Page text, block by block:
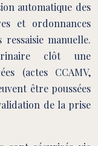
automatique des
et ordonnances
ressaisie manuelle.
clôt une
(actes CCAMV,
être poussées
de la prise